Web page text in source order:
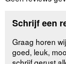
Schrijf een
Graag horen
goed, leuk,